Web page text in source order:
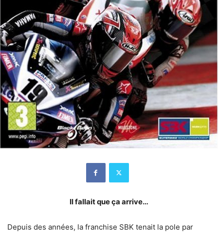
Il fallait que ça arrive…
Depuis des années, la franchise SBK tenait la pole par